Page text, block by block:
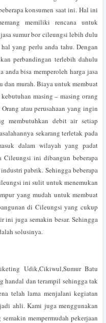
konsumen saat ini. Hal ini
memiliki rencana untuk
sumur bor cileungsi lebih dulu
yang perlu anda tahu. Dengan
perbandingan terlebih dahulu
anda bisa memperoleh harga jasa
murah. Biaya untuk membuat
masing – masing orang
atau perusahaan yang ingin
membutuhkan debit air setiap
sekarang terletak pada
dalam wilayah yang padat
Cileungsi ini dibangun beberapa
pabrik. Sehingga beberapa
ini sulit untuk menemukan
yang mudah untuk membuat
di Cileungsi yang cukup
ini juga semakin besar. Sehingga
solusinya.
Udik,Cikiwul,Sumur Batu
handal dan terampil sehingga tak
telah lama menjalani kegiatan
ahli. Kami juga menggunakan
mempermudah pekerjaan